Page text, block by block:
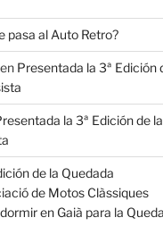
pasa al Auto Retro?
en Presentada la 3ª Edición
la 3ª Edición de la
de la Quedada
de Motos Clàssiques
en Gaià para la